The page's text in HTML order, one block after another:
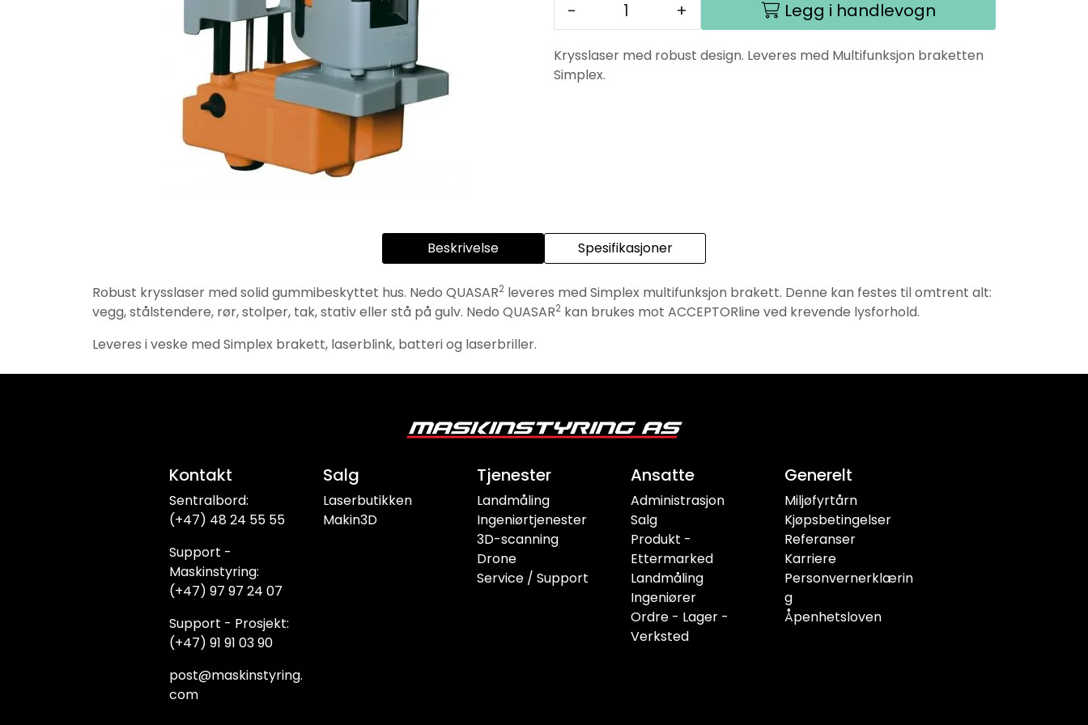
- + Legg i handlevogn
Krysslaser med robust design. Leveres med Multifunksjon braketten
Simplex.
Beskrivelse Spesifikasjoner
Robust krysslaser med solid gummibeskyttet hus. Nedo QUASAR2 leveres med Simplex multifunksjon brakett. Denne kan festes til omtrent alt:
vegg, stålstendere, rør, stolper, tak, stativ eller stå på gulv. Nedo QUASAR2 kan brukes mot ACCEPTORline ved krevende lysforhold.
Leveres i veske med Simplex brakett, laserblink, batteri og laserbriller.
Kontakt
Sentralbord:
(+47) 48 24 55 55
Support -
Maskinstyring:
(+47) 97 97 24 07
Support - Prosjekt:
(+47) 91 91 03 90
post@maskinstyring.
com
Salg
Laserbutikken
Makin3D
Tjenester
Landmåling
Ingeniørtjenester
3D-scanning
Drone
Service / Support
Ansatte
Administrasjon
Salg
Produkt -
Ettermarked
Landmåling
Ingeniører
Ordre - Lager -
Verksted
Generelt
Miljøfyrtårn
Kjøpsbetingelser
Referanser
Karriere
Personvernerklærin
g
Åpenhetsloven